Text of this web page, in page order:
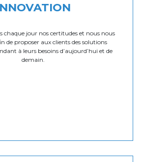
chaque jour nos certitudes et nous nous
de proposer aux clients des solutions
à leurs besoins d’aujourd’hui et de
demain.